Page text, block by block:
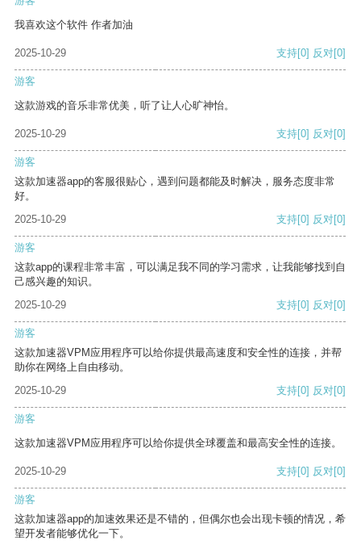
我喜欢这个软件 作者加油
2025-10-29 支持[0] 反对[0]
游客
这款游戏的音乐非常优美，听了让人心旷神怡。
2025-10-29 支持[0] 反对[0]
游客
这款加速器app的客服很贴心，遇到问题都能及时解决，服务态度非常
好。
2025-10-29
支持[0] 反对[0]
游客
这款app的课程非常丰富，可以满足我不同的学习需求，让我能够找到自
己感兴趣的知识。
2025-10-29
支持[0] 反对[0]
游客
这款加速器VPM应用程序可以给你提供最高速度和安全性的连接，并帮
助你在网络上自由移动。
2025-10-29
支持[0] 反对[0]
游客
这款加速器VPM应用程序可以给你提供全球覆盖和最高安全性的连接。
2025-10-29 支持[0] 反对[0]
游客
这款加速器app的加速效果还是不错的，但偶尔也会出现卡顿的情况，希
望开发者能够优化一下。